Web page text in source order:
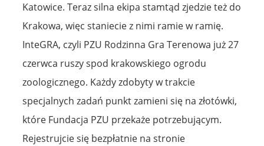
Katowice. Teraz silna ekipa stamtąd zjedzie też do
Krakowa, więc staniecie z nimi ramie w ramię.
InteGRA, czyli PZU Rodzinna Gra Terenowa już 27
czerwca ruszy spod krakowskiego ogrodu
zoologicznego. Każdy zdobyty w trakcie
specjalnych zadań punkt zamieni się na złotówki,
które Fundacja PZU przekaże potrzebującym.
Rejestrujcie się bezpłatnie na stronie